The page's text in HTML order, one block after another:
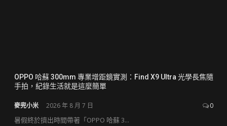
OPPO 哈蘇 300mm 專業增距鏡實測：Find X9 Ultra 光學長焦隨
手拍，紀錄生活就是這麼簡單
麥兜小米 2026 年 8 月 7 日 0
暑假終於擠出時間帶著「OPPO 哈蘇 3...